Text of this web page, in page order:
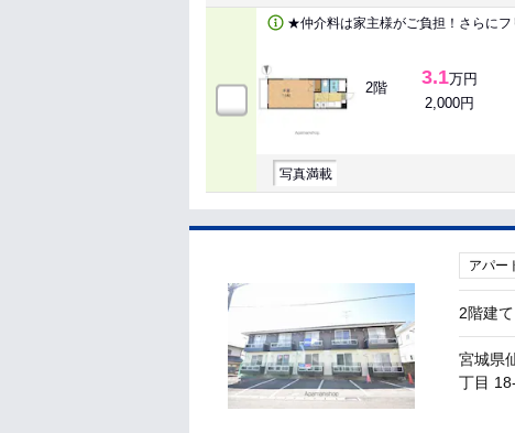
★仲介料は家主様がご負担！さらに
2階 3.1万円
2,000円
写真満載
アパー
2階建て
宮城県
丁目